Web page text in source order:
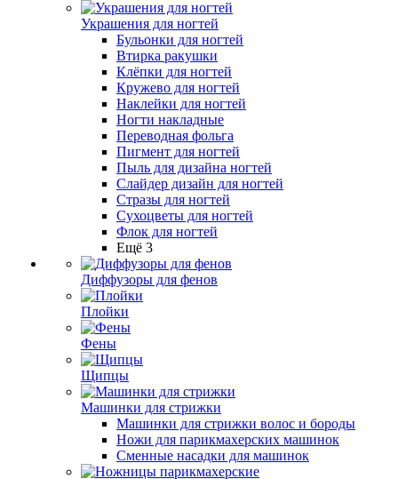
Украшения для ногтей
Бульонки для ногтей
Втирка ракушки
Клёпки для ногтей
Кружево для ногтей
Наклейки для ногтей
Ногти накладные
Переводная фольга
Пигмент для ногтей
Пыль для дизайна ногтей
Слайдер дизайн для ногтей
Стразы для ногтей
Сухоцветы для ногтей
Флок для ногтей
Ещё 3
Диффузоры для фенов
Плойки
Фены
Щипцы
Машинки для стрижки
Машинки для стрижки волос и бороды
Ножи для парикмахерских машинок
Сменные насадки для машинок